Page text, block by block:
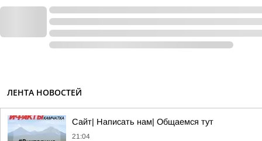
ЛЕНТА НОВОСТЕЙ
Сайт| Написать нам| Общаемся тут
21:04